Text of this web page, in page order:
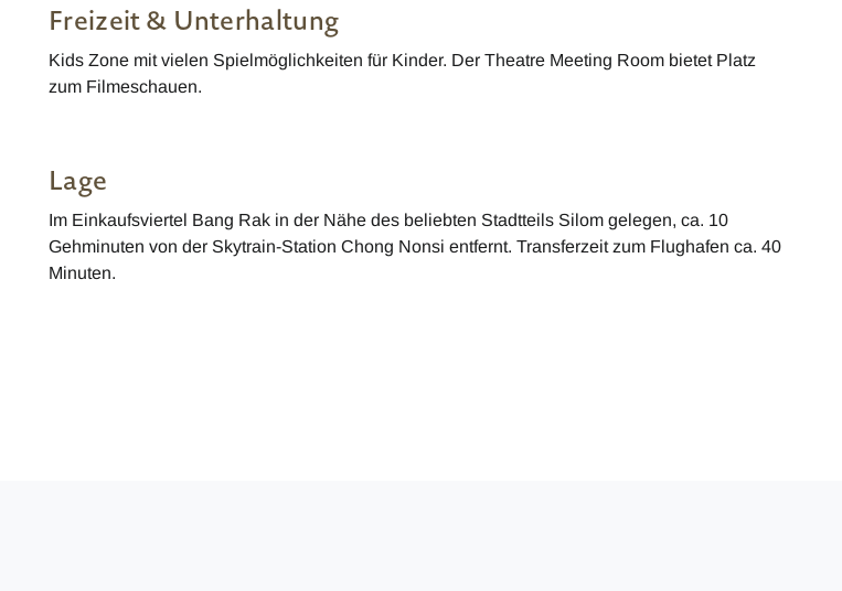
Freizeit & Unterhaltung
Kids Zone mit vielen Spielmöglichkeiten für Kinder. Der Theatre Meeting Room bietet Platz
zum Filmeschauen.
Lage
Im Einkaufsviertel Bang Rak in der Nähe des beliebten Stadtteils Silom gelegen, ca. 10
Gehminuten von der Skytrain-Station Chong Nonsi entfernt. Transferzeit zum Flughafen ca. 40
Minuten.